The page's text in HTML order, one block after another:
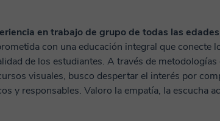
en trabajo de grupo de todas las edades
con una educación integral que conecte
de los estudiantes. A través de metodologías
visuales, busco despertar el interés por
y responsables. Valoro la empatía, la escucha
tu proceso de aprendizaje. 🤗 Me caracteriza el